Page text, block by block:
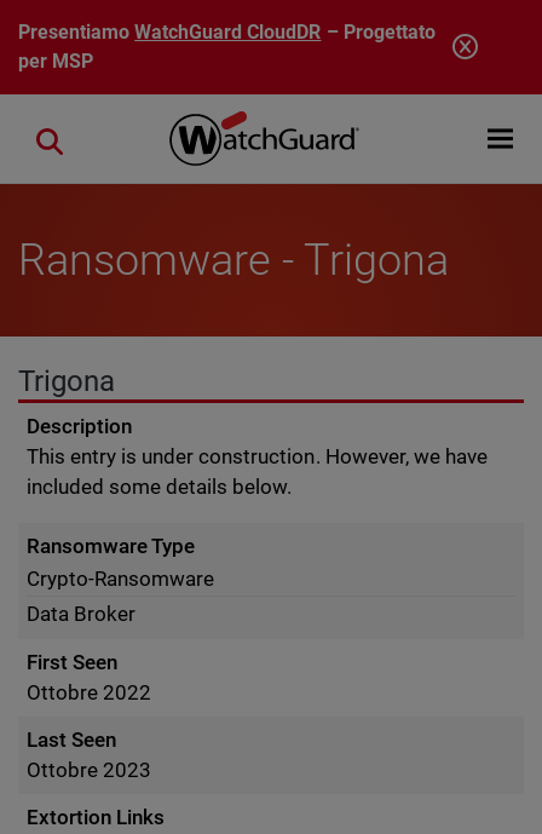
Salta al contenuto principale
PresentiamoWatchGuard CloudDR – Progettato
per MSP
Open
Close search
Ransomware - Trigona
Trigona
Description
This entry is under construction. However, we have
included some details below.
Ransomware Type
Crypto-Ransomware
Data Broker
First Seen
Ottobre 2022
Last Seen
Ottobre 2023
Extortion Links